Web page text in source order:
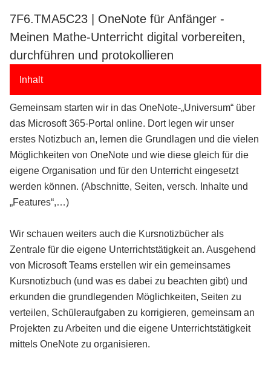
7F6.TMA5C23 | OneNote für Anfänger -
Meinen Mathe-Unterricht digital vorbereiten,
durchführen und protokollieren
Inhalt
Gemeinsam starten wir in das OneNote-„Universum“ über
das Microsoft 365-Portal online. Dort legen wir unser
erstes Notizbuch an, lernen die Grundlagen und die vielen
Möglichkeiten von OneNote und wie diese gleich für die
eigene Organisation und für den Unterricht eingesetzt
werden können. (Abschnitte, Seiten, versch. Inhalte und
„Features“,…)
Wir schauen weiters auch die Kursnotizbücher als
Zentrale für die eigene Unterrichtstätigkeit an. Ausgehend
von Microsoft Teams erstellen wir ein gemeinsames
Kursnotizbuch (und was es dabei zu beachten gibt) und
erkunden die grundlegenden Möglichkeiten, Seiten zu
verteilen, Schüleraufgaben zu korrigieren, gemeinsam an
Projekten zu Arbeiten und die eigene Unterrichtstätigkeit
mittels OneNote zu organisieren.